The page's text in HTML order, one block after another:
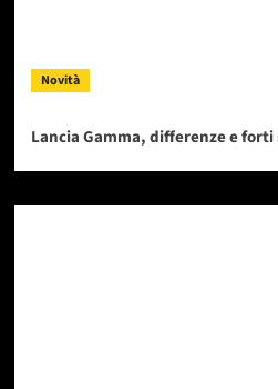
Novità
Lancia Gamma, differenze e forti